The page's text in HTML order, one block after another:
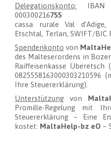
Delegationskonto: IBAN
000300216755
cassa rurale Val
Etschtal, Terlan, SWIFT/BIC
Spendenkonto von
des Malteserordens in
Raiffeisenkasse
Ihre Steuererklärung).
Unterstützung von
Promille-Regelung mit
Steuererklärung – Eine
kostet: MaltaHelp-bz eO –